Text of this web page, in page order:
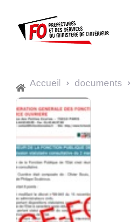
Accueil documents